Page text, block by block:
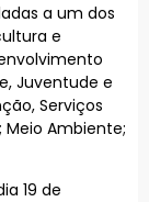
a um dos
e
Juventude e
Serviços
Meio Ambiente;
19 de